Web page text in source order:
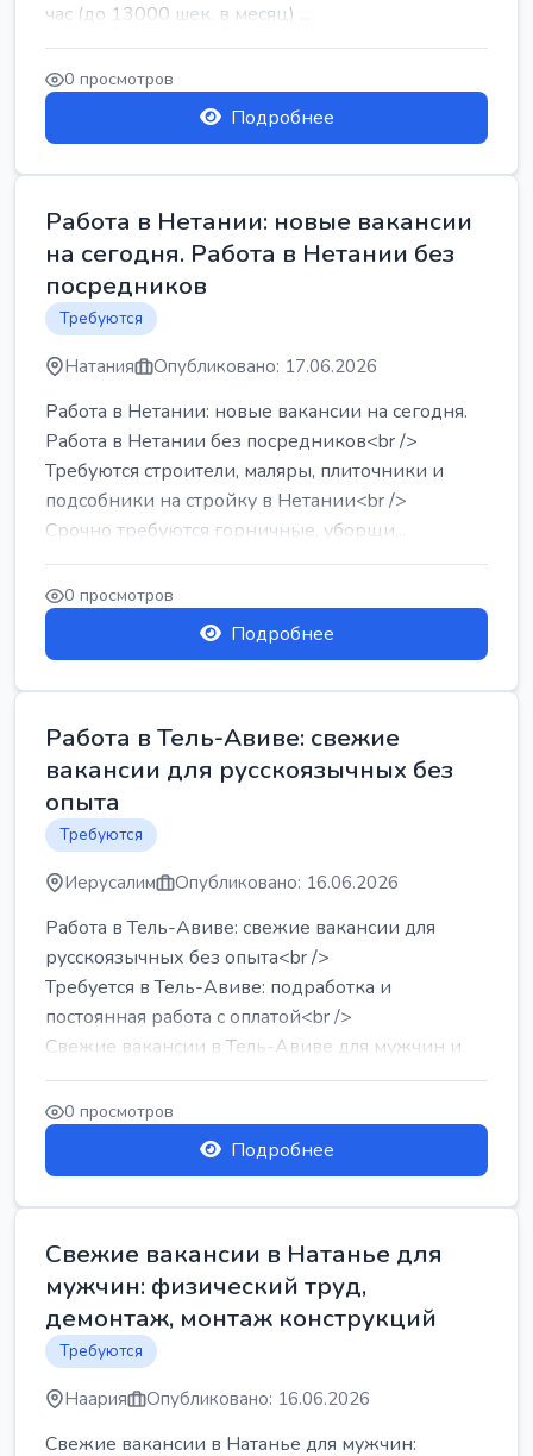
час (до 13000 шек. в месяц) ...
0 просмотров
Подробнее
Работа в Нетании: новые вакансии
на сегодня. Работа в Нетании без
посредников
Требуются
Натания Опубликовано: 17.06.2026
Работа в Нетании: новые вакансии на сегодня.
Работа в Нетании без посредников<br />
Требуются строители, маляры, плиточники и
подсобники на стройку в Нетании<br />
Срочно требуются горничные, уборщи...
0 просмотров
Подробнее
Работа в Тель-Авиве: свежие
вакансии для русскоязычных без
опыта
Требуются
Иерусалим Опубликовано: 16.06.2026
Работа в Тель-Авиве: свежие вакансии для
русскоязычных без опыта<br />
Требуется в Тель-Авиве: подработка и
постоянная работа с оплатой<br />
Свежие вакансии в Тель-Авиве для мужчин и
женщин от хозя...
0 просмотров
Подробнее
Свежие вакансии в Натанье для
мужчин: физический труд,
демонтаж, монтаж конструкций
Требуются
Наария Опубликовано: 16.06.2026
Свежие вакансии в Натанье для мужчин: